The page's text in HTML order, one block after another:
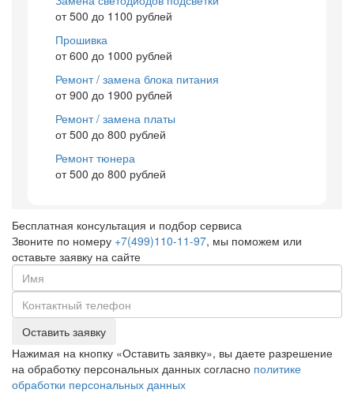
от 500 до 1100 рублей
Прошивка
от 600 до 1000 рублей
Ремонт / замена блока питания
от 900 до 1900 рублей
Ремонт / замена платы
от 500 до 800 рублей
Ремонт тюнера
от 500 до 800 рублей
Бесплатная консультация и подбор сервиса
Звоните по номеру +7(499)110-11-97, мы поможем или
оставьте заявку на сайте
Оставить заявку
Нажимая на кнопку «Оставить заявку», вы даете разрешение
на обработку персональных данных согласно политике
обработки персональных данных